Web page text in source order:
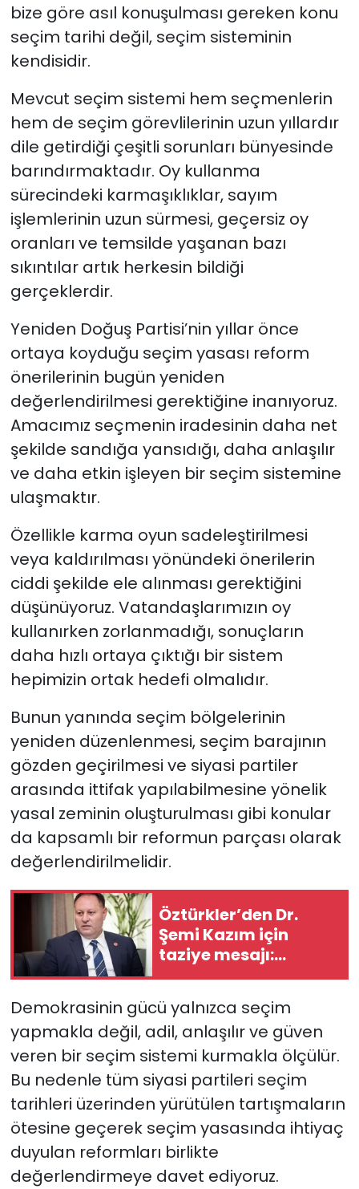
bize göre asıl konuşulması gereken konu
seçim tarihi değil, seçim sisteminin
kendisidir.
Mevcut seçim sistemi hem seçmenlerin
hem de seçim görevlilerinin uzun yıllardır
dile getirdiği çeşitli sorunları bünyesinde
barındırmaktadır. Oy kullanma
sürecindeki karmaşıklıklar, sayım
işlemlerinin uzun sürmesi, geçersiz oy
oranları ve temsilde yaşanan bazı
sıkıntılar artık herkesin bildiği
gerçeklerdir.
Yeniden Doğuş Partisi’nin yıllar önce
ortaya koyduğu seçim yasası reform
önerilerinin bugün yeniden
değerlendirilmesi gerektiğine inanıyoruz.
Amacımız seçmenin iradesinin daha net
şekilde sandığa yansıdığı, daha anlaşılır
ve daha etkin işleyen bir seçim sistemine
ulaşmaktır.
Özellikle karma oyun sadeleştirilmesi
veya kaldırılması yönündeki önerilerin
ciddi şekilde ele alınması gerektiğini
düşünüyoruz. Vatandaşlarımızın oy
kullanırken zorlanmadığı, sonuçların
daha hızlı ortaya çıktığı bir sistem
hepimizin ortak hedefi olmalıdır.
Bunun yanında seçim bölgelerinin
yeniden düzenlenmesi, seçim barajının
gözden geçirilmesi ve siyasi partiler
arasında ittifak yapılabilmesine yönelik
yasal zeminin oluşturulması gibi konular
da kapsamlı bir reformun parçası olarak
değerlendirilmelidir.
Öztürkler’den Dr.
Şemi Kazım için
taziye mesajı:
“Ömrünü halka
değerli insandı”
Demokrasinin gücü yalnızca seçim
yapmakla değil, adil, anlaşılır ve güven
veren bir seçim sistemi kurmakla ölçülür.
Bu nedenle tüm siyasi partileri seçim
tarihleri üzerinden yürütülen tartışmaların
ötesine geçerek seçim yasasında ihtiyaç
duyulan reformları birlikte
değerlendirmeye davet ediyoruz.